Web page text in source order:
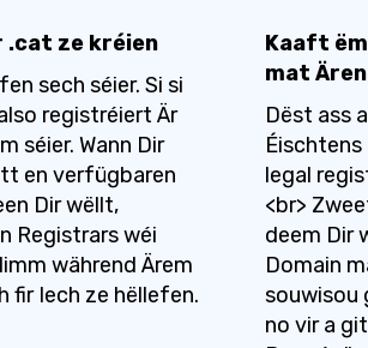
.cat ze kréien
sech séier. Si si
registréiert Är
séier. Wann Dir
en verfügbaren
Dir wëllt,
Registrars wéi
während Ärem
fir Iech ze hëllefen.
Kaaft
mat
Dëst ass
legal
<br>
deem Dir
Domain
souwisou
no vir a